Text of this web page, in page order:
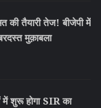
की तैयारी तेज! बीजेपी में
मुक़ाबला
में शुरू होगा SIR का